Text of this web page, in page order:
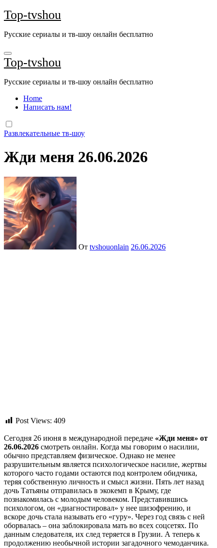
Перейти
к
Top-tvshou
Русские сериалы и тв-шоу онлайн бесплатно
Top-tvshou
Русские сериалы и тв-шоу онлайн бесплатно
Home
Написать нам!
Развлекательные тв-шоу
Жди меня 26.06.2026
От tvshouonlain 26.06.2026
Post Views: 409
Сегодня 26 июня в международной передаче «Жди меня» от
26.06.2026 смотреть онлайн. Когда мы говорим о насилии,
обычно представляем физическое. Однако не менее
разрушительным является психологическое насилие, жертвы
которого часто годами остаются под контролем обидчика,
теряя собственную личность и смысл жизни. Пять лет назад
дочь Татьяны отправилась в экокемп в Крыму, где
познакомилась с молодым человеком. Представившись
психологом, он «диагностировал» у нее шизофрению, и
вскоре дочь стала называть его «гуру». Через год связь с ней
оборвалась – она заблокировала мать во всех соцсетях. По
данным следователя, их след теряется в Грузии. А теперь к
продолжению необычной истории загадочного чемоданчика.